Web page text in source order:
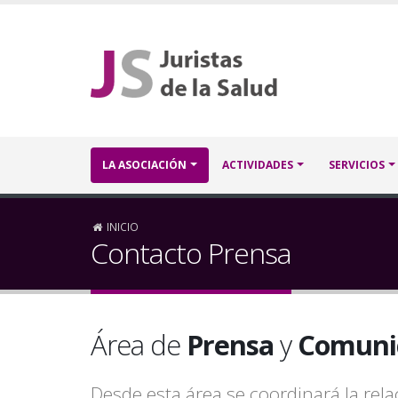
Navegación
principal
LA ASOCIACIÓN ACTIVIDADES SERVICIOS
Sobrescribir
enlaces
ayuda
a
INICIO
Contacto Prensa
Área de Prensay